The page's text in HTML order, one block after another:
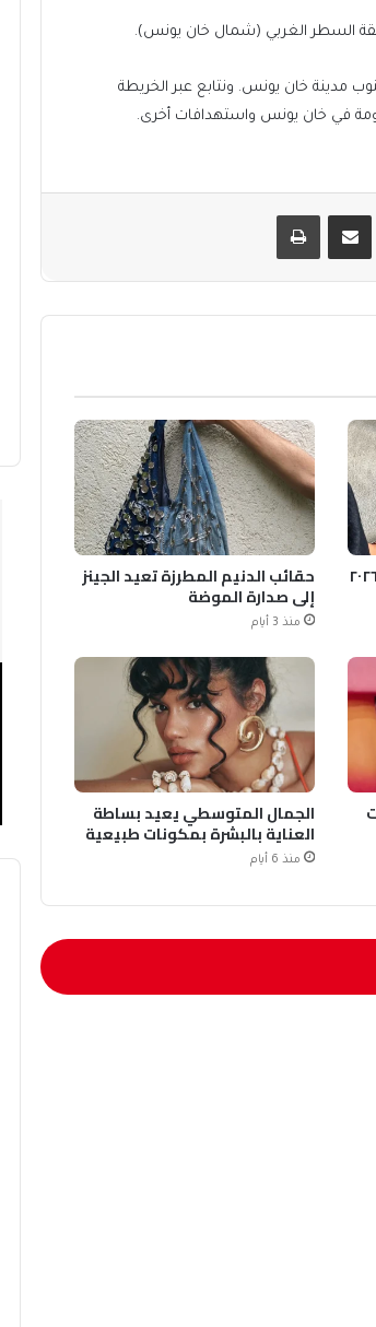
السطر الغربي (شمال خان يونس).
مدينة خان يونس. ونتابع عبر الخريطة
في خان يونس واستهدافات أخرى.
مشاركة عبر البريد طباعة
الأحذية الشبكية تتصدر موضة ٢٠٢٦ حقائب الدنيم المطرزة تعيد الجينز
إلى صدارة الموضة
منذ 3 أيام
الجمال المتوسطي يعيد بساطة
العناية بالبشرة بمكونات طبيعية
منذ 6 أيام